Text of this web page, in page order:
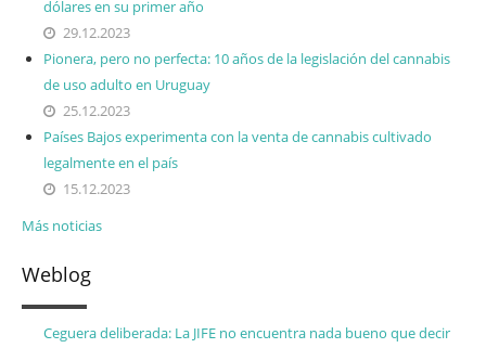
dólares en su primer año
29.12.2023
Pionera, pero no perfecta: 10 años de la legislación del cannabis
de uso adulto en Uruguay
25.12.2023
Países Bajos experimenta con la venta de cannabis cultivado
legalmente en el país
15.12.2023
Más noticias
Weblog
Ceguera deliberada: La JIFE no encuentra nada bueno que decir